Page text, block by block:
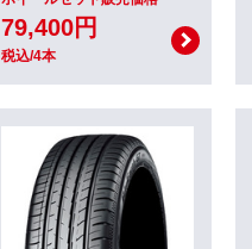
79,400円
税込/4本